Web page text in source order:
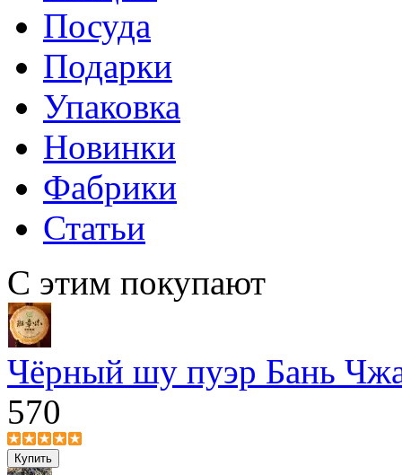
Посуда
Подарки
Упаковка
Новинки
Фабрики
Статьи
С этим покупают
Чёрный шу пуэр Бань
570